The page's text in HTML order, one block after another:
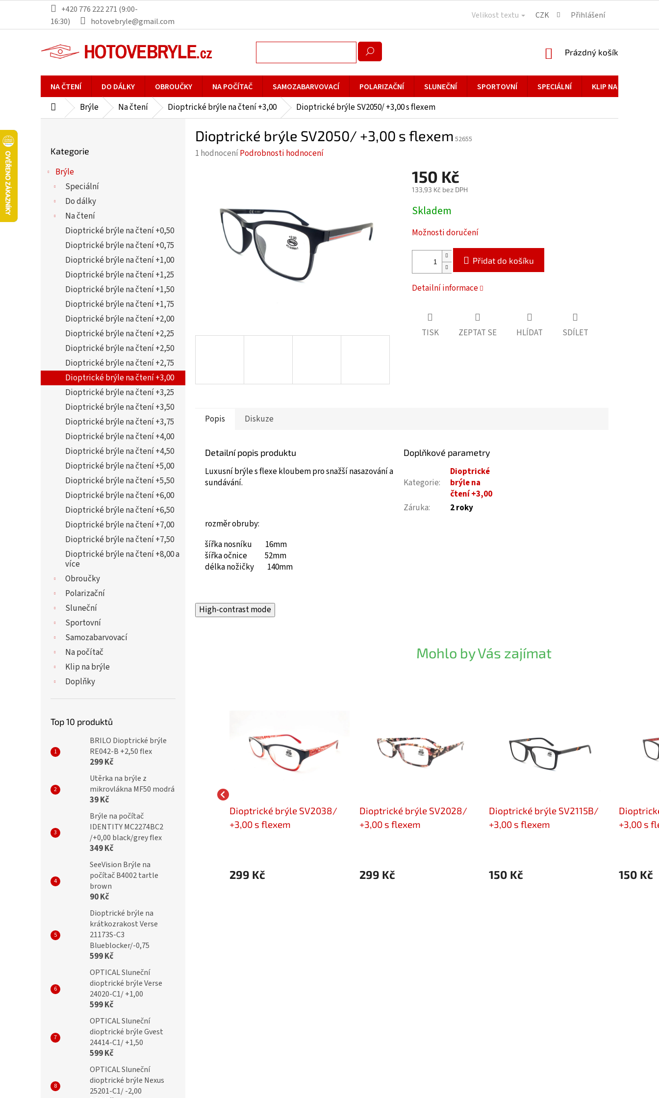
obsah
+420 776 222 271 (9:00-
16:30)
hotovebryle@gmail.com
Velikost textu CZK Přihlášení
NÁKUPNÍ
Prázdný košík
NA ČTENÍ DO DÁLKY OBROUČKY NA POČÍTAČ SAMOZABARVOVACÍ POLARIZAČNÍ SLUNEČNÍ SPORTOVNÍ SPECIÁLNÍ KLIP NA BRÝLE
DomůBrýle Na čtení Dioptrické brýle na čtení +3,00 Dioptrické brýle SV2050/ +3,00 s flexem
kategorie
Kategorie
Brýle
Speciální
Do dálky
Na čtení
Dioptrické brýle na čtení +0,50
Dioptrické brýle na čtení +0,75
Dioptrické brýle na čtení +1,00
Dioptrické brýle na čtení +1,25
Dioptrické brýle na čtení +1,50
Dioptrické brýle na čtení +1,75
Dioptrické brýle na čtení +2,00
Dioptrické brýle na čtení +2,25
Dioptrické brýle na čtení +2,50
Dioptrické brýle na čtení +2,75
Dioptrické brýle na čtení +3,00
Dioptrické brýle na čtení +3,25
Dioptrické brýle na čtení +3,50
Dioptrické brýle na čtení +3,75
Dioptrické brýle na čtení +4,00
Dioptrické brýle na čtení +4,50
Dioptrické brýle na čtení +5,00
Dioptrické brýle na čtení +5,50
Dioptrické brýle na čtení +6,00
Dioptrické brýle na čtení +6,50
Dioptrické brýle na čtení +7,00
Dioptrické brýle na čtení +7,50
Dioptrické brýle na čtení +8,00 a
více
Obroučky
Polarizační
Sluneční
Sportovní
Samozabarvovací
Na počítač
Klip na brýle
Doplňky
Top 10 produktů
BRILO Dioptrické brýle
RE042-B +2,50 flex
299 Kč
Utěrka na brýle z
mikrovlákna MF50 modrá
39 Kč
Brýle na počítač
IDENTITY MC2274BC2
/+0,00 black/grey flex
349 Kč
SeeVision Brýle na
počítač B4002 tartle
brown
90 Kč
Dioptrické brýle na
krátkozrakost Verse
21173S-C3
Blueblocker/-0,75
599 Kč
OPTICAL Sluneční
dioptrické brýle Verse
24020-C1/ +1,00
599 Kč
OPTICAL Sluneční
dioptrické brýle Gvest
24414-C1/ +1,50
599 Kč
OPTICAL Sluneční
dioptrické brýle Nexus
25201-C1/ -2,00
Dioptrické brýle SV2050/ +3,00 s flexem 52655
Průměrné
hvězdiček.
1 hodnoceníPodrobnosti hodnocení
150 Kč
133,93 Kč bez DPH
Měrná
cena:
Skladem
Možnosti doručení
Přidat do košíku
Detailní informace
TISK ZEPTAT SE HLÍDAT SDÍLET
Popis Diskuze
Detailní popis produktu
Luxusní brýle s flexe kloubem pro snažší nasazování a
sundávání.
rozměr obruby:
šířka nosníku 16mm
šířka očnice 52mm
délka nožičky 140mm
Doplňkové parametry
Kategorie:
Dioptrické
brýle na
čtení +3,00
Záruka: 2 roky
High-contrast mode
Mohlo by Vás zajímat
Dioptrické brýle SV2037/
+3,00 s flexem green
150 Kč
Dioptrické brýle SV2038/
+3,00 s flexem
299 Kč
Dioptrické brýle SV2028/
+3,00 s flexem
299 Kč
Dioptrické brýle SV2115B/
+3,00 s flexem
150 Kč
+3,00 s
150 Kč